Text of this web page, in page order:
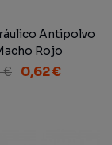
Antipolvo
Rojo
€ 0,62 €